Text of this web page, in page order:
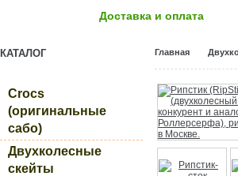
Доcтавка и оплата
КАТАЛОГ
Crocs
(оригинальные
сабо)
Двухколесные
скейты
Главная